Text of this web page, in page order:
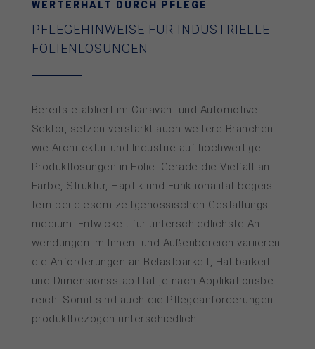
WERTERHALT DURCH PFLEGE
PFLEGEHINWEISE FÜR INDUSTRIELLE
FOLIEN­LÖSUNGEN
Bereits etabliert im Ca­ra­van- und Auto­mo­ti­ve-
Sektor, set­zen ver­stärkt auch wei­te­re Bran­chen
wie Ar­chi­tek­tur und In­dus­trie auf hoch­wer­ti­ge
Pro­dukt­lö­sun­gen in Fo­lie. Ge­ra­de die Viel­falt an
Far­be, Struk­tur, Hap­tik und Funk­tio­na­li­tät be­geis­
tern bei die­sem zeit­ge­nös­si­schen Ge­stal­tungs­
me­dium. Ent­wi­ckelt für un­ter­schied­lichs­te An­
wen­dun­gen im In­nen- und Au­ßen­be­reich va­ri­ie­ren
die An­­for­­de­­run­­gen an Be­­last­­bar­­keit, Halt­­bar­­keit
und Di­­men­­sions­­sta­­bi­­li­­tät je nach Ap­pli­ka­tions­be­
reich. So­mit sind auch die Pfle­ge­an­for­de­run­gen
pro­dukt­be­zo­gen un­ter­schied­lich.